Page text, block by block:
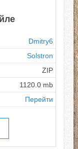
Dmitry6
Solstron
ZIP
1120.0 mb
Перейти